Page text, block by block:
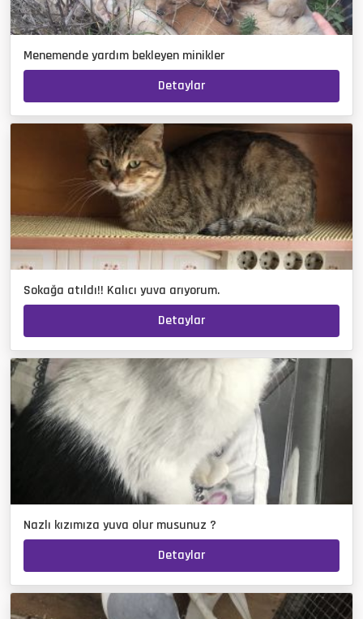
Menemende yardım bekleyen minikler
Detaylar
Sokağa atıldı!! Kalıcı yuva arıyorum.
Detaylar
Nazlı kızımıza yuva olur musunuz ?
Detaylar